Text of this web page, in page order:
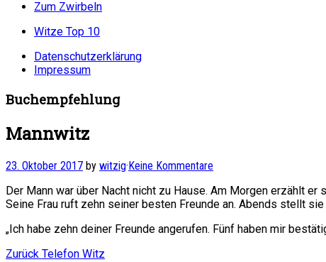
Zum Zwirbeln
Witze Top 10
Datenschutzerklärung
Impressum
Buchempfehlung
Mannwitz
23. Oktober 2017 by witzig·Keine Kommentare
Der Mann war über Nacht nicht zu Hause. Am Morgen erzählt
Seine Frau ruft zehn seiner besten Freunde an. Abends stellt sie
„Ich habe zehn deiner Freunde angerufen. Fünf haben mir
Zurück Vorheriger
Telefon Witz